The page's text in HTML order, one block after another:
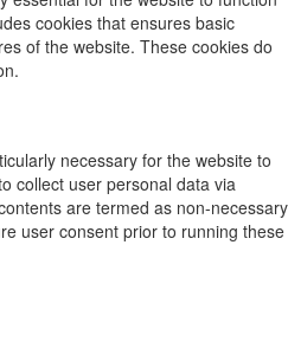
cookies that ensures basic
of the website. These cookies do
necessary for the website to
collect user personal data via
are termed as non-necessary
user consent prior to running these